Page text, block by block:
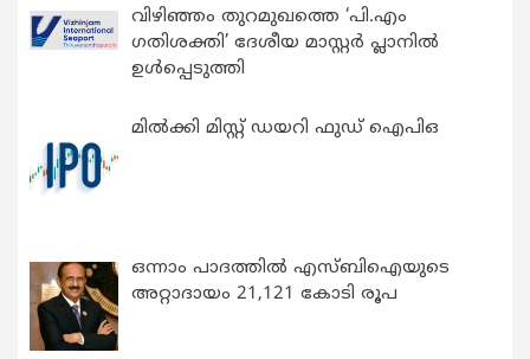
വിഴിഞ്ഞം തുറമുഖത്തെ ‘പി.എം
ഗതിശക്തി’ ദേശീയ മാസ്റ്റർ പ്ലാനിൽ
ഉൾപ്പെടുത്തി
മിൽക്കി മിസ്റ്റ് ഡയറി ഫുഡ് ഐപിഒ
ഒന്നാം പാദത്തിൽ എസ്ബിഐയുടെ
അറ്റാദായം 21,121 കോടി രൂപ